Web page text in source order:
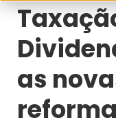
as